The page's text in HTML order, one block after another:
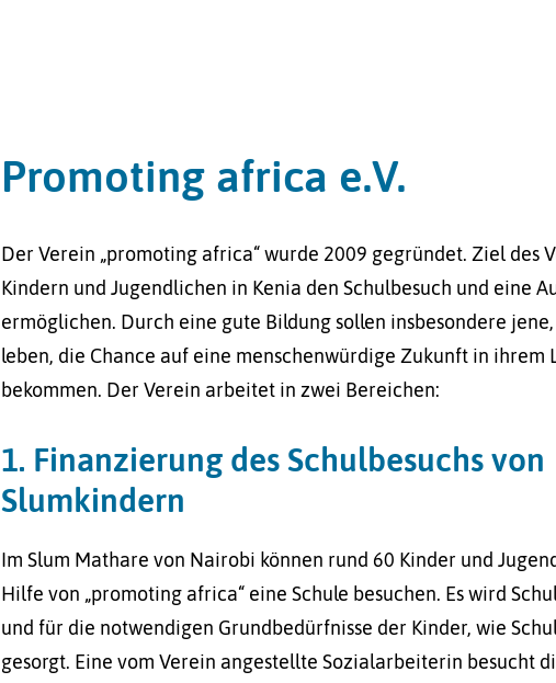
Promoting africa e.V.
Der Verein „promoting africa“ wurde 2009 gegründet. Ziel des
Kindern und Jugendlichen in Kenia den Schulbesuch und eine
ermöglichen. Durch eine gute Bildung sollen insbesondere
leben, die Chance auf eine menschenwürdige Zukunft in ihrem
bekommen. Der Verein arbeitet in zwei Bereichen:
1. Finanzierung des Schulbesuchs von
Slumkindern
Im Slum Mathare von Nairobi können rund 60 Kinder und
Hilfe von „promoting africa“ eine Schule besuchen. Es wird
und für die notwendigen Grundbedürfnisse der Kinder, wie
gesorgt. Eine vom Verein angestellte Sozialarbeiterin besucht